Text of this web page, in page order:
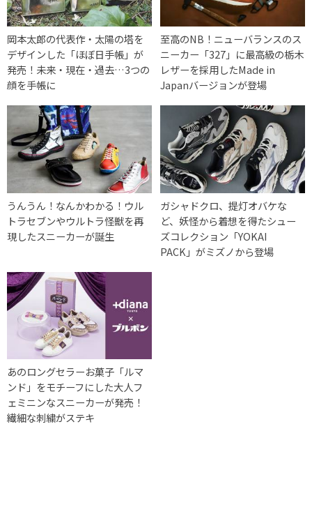
岡本太郎の代表作・太陽の塔を
デザインした「ほぼ日手帳」が
発売！未来・現在・過去…3つの
顔を手帳に
至高のNB！ニューバランスのス
ニーカー「327」に最高級の栃木
レザーを採用したMade in
Japanバージョンが登場
うんうん！なんかわかる！ウル
トラセブンやウルトラ怪獣を再
現したスニーカーが誕生
ガシャドクロ、提灯オバケな
ど、妖怪から着想を得たシュー
ズコレクション「YOKAI
PACK」がミズノから登場
あのロングセラーお菓子「ルマ
ンド」をモチーフにした大人フ
ェミニンなスニーカーが発売！
繊細な刺繍がステキ